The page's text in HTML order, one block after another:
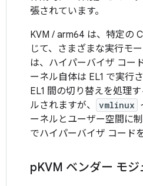
張されています。
KVM / arm64 は、特定の
じて、さまざまな実行モ
は、ハイパーバイザ コー
ーネル自体は EL1 で実行
EL1 間の切り替えを処理
ルされますが、
vmlinux
ーネルとユーザー空間に
でハイパーバイザ コード
pKVM ベンダー モジ